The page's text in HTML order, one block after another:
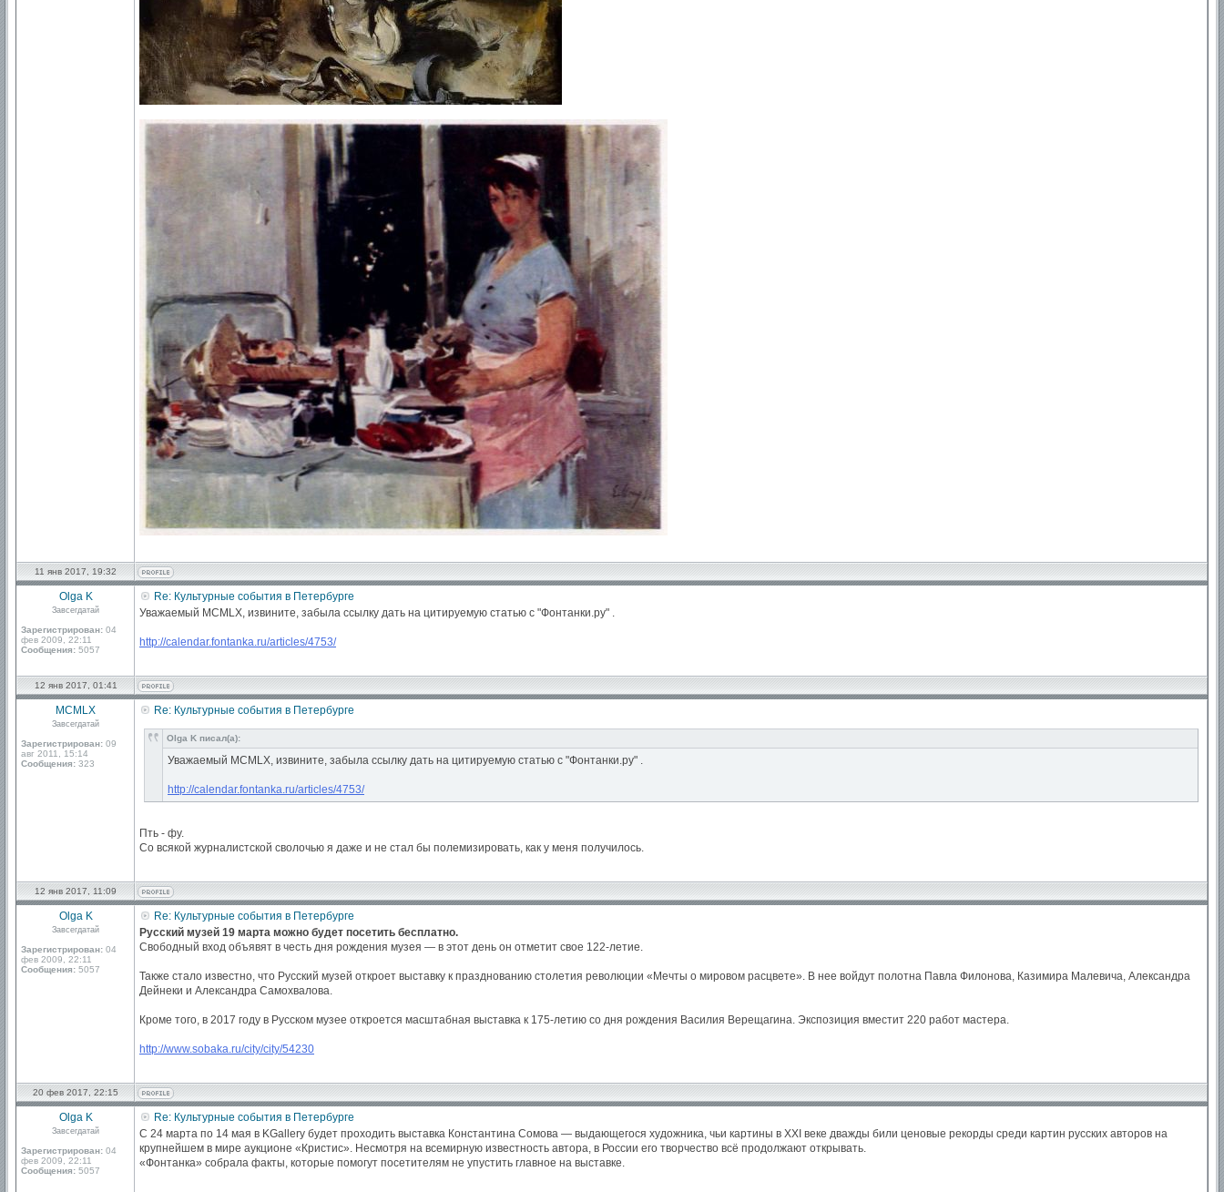
11 янв 2017, 19:32
Olga K
Завсегдатай
Зарегистрирован: 04
фев 2009, 22:11
Сообщения: 5057
Re: Культурные события в Петербурге
Уважаемый MCMLX, извините, забыла ссылку дать на цитируемую статью с "Фонтанки.ру" .
http://calendar.fontanka.ru/articles/4753/
12 янв 2017, 01:41
MCMLX
Завсегдатай
Зарегистрирован: 09
авг 2011, 15:14
Сообщения: 323
Re: Культурные события в Петербурге
Olga K писал(а):
Уважаемый MCMLX, извините, забыла ссылку дать на цитируемую статью с "Фонтанки.ру" .
http://calendar.fontanka.ru/articles/4753/
Пть - фу.
Со всякой журналистской сволочью я даже и не стал бы полемизировать, как у меня получилось.
12 янв 2017, 11:09
Olga K
Завсегдатай
Зарегистрирован: 04
фев 2009, 22:11
Сообщения: 5057
Re: Культурные события в Петербурге
Русский музей 19 марта можно будет посетить бесплатно.
Свободный вход объявят в честь дня рождения музея — в этот день он отметит свое 122-летие.
Также стало известно, что Русский музей откроет выставку к празднованию столетия революции «Мечты о мировом расцвете». В нее войдут полотна Павла Филонова, Казимира Малевича, Александра
Дейнеки и Александра Самохвалова.
Кроме того, в 2017 году в Русском музее откроется масштабная выставка к 175-летию со дня рождения Василия Верещагина. Экспозиция вместит 220 работ мастера.
http://www.sobaka.ru/city/city/54230
20 фев 2017, 22:15
Olga K
Завсегдатай
Зарегистрирован: 04
фев 2009, 22:11
Сообщения: 5057
Re: Культурные события в Петербурге
С 24 марта по 14 мая в KGallery будет проходить выставка Константина Сомова — выдающегося художника, чьи картины в XXI веке дважды били ценовые рекорды среди картин русских авторов на
крупнейшем в мире аукционе «Кристис». Несмотря на всемирную известность автора, в России его творчество всё продолжают открывать.
«Фонтанка» собрала факты, которые помогут посетителям не упустить главное на выставке.